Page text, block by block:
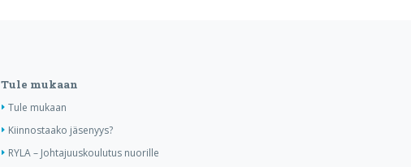
Tule mukaan
Tule mukaan
Kiinnostaako jäsenyys?
RYLA – Johtajuuskoulutus nuorille